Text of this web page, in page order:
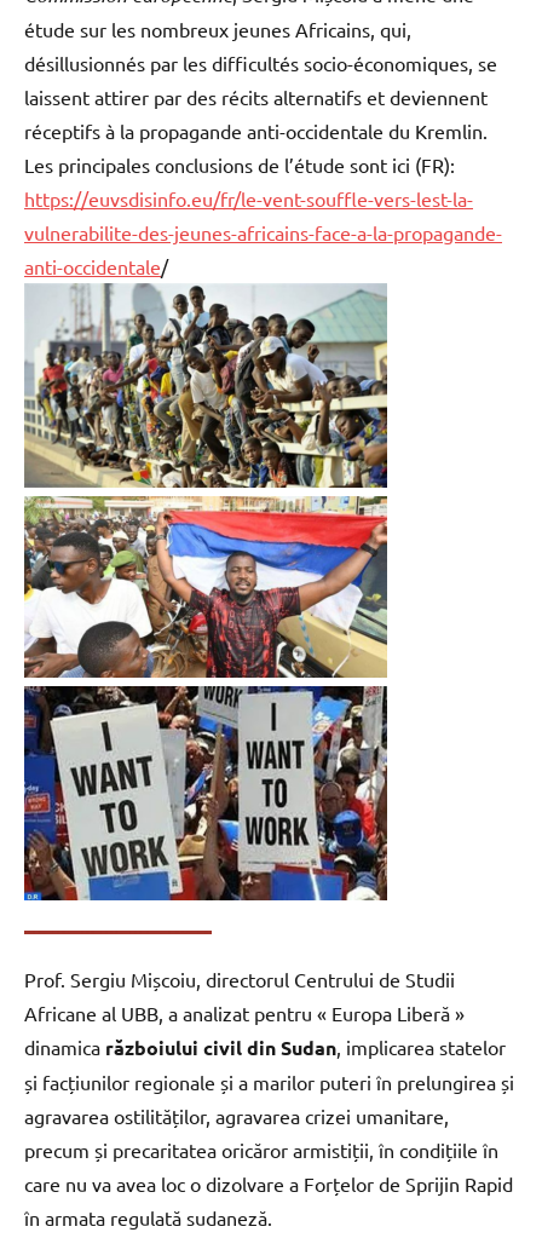
étude sur les nombreux jeunes Africains, qui,
désillusionnés par les difficultés socio-économiques, se
laissent attirer par des récits alternatifs et deviennent
réceptifs à la propagande anti-occidentale du Kremlin.
Les principales conclusions de l’étude sont ici (FR):
https://euvsdisinfo.eu/fr/le-vent-souffle-vers-lest-la-
vulnerabilite-des-jeunes-africains-face-a-la-propagande-
anti-occidentale/
Prof. Sergiu Mișcoiu, directorul Centrului de Studii
Africane al UBB, a analizat pentru « Europa Liberă »
dinamica războiului civil din Sudan, implicarea statelor
și facțiunilor regionale și a marilor puteri în prelungirea și
agravarea ostilităților, agravarea crizei umanitare,
precum și precaritatea oricăror armistiții, în condițiile în
care nu va avea loc o dizolvare a Forțelor de Sprijin Rapid
în armata regulată sudaneză.